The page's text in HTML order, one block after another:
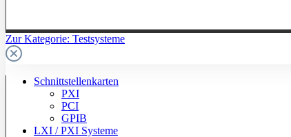
Zur Kategorie: Testsysteme
Schnittstellenkarten
PXI
PCI
GPIB
LXI / PXI Systeme